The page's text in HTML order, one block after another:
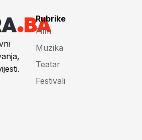
Rubrike
Film
Muzika
Teatar
Festivali